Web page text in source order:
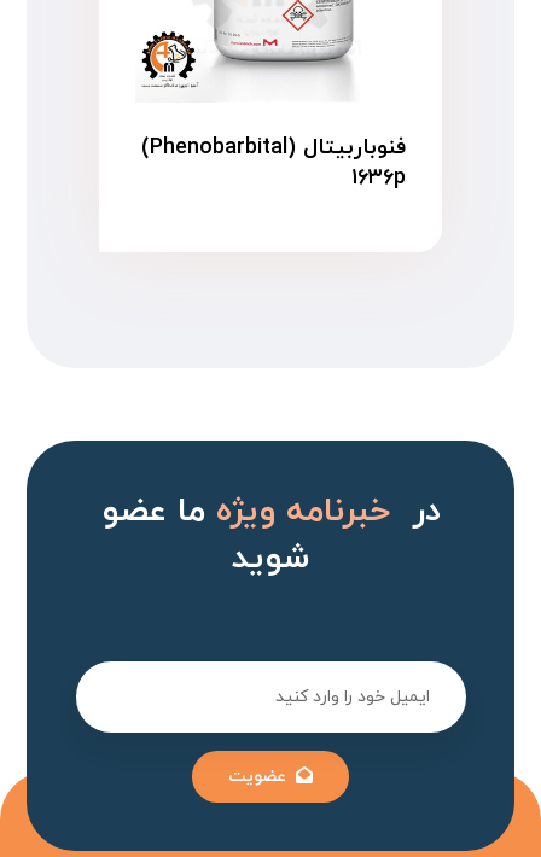
فنوباربیتال (Phenobarbital)
۱۶۳۶p
درخبرنامه ویژهما عضو
شوید
عضویت